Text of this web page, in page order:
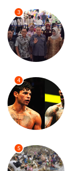
3
4
5